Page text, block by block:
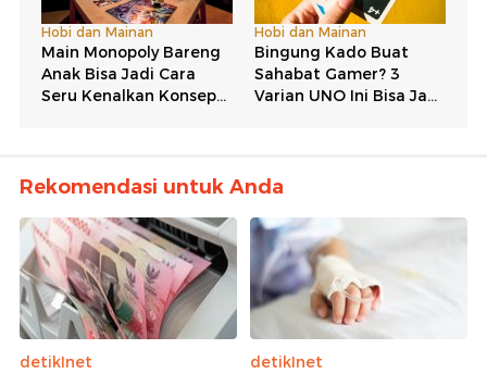
Rekomendasi untuk Anda
detikInet
detikInet